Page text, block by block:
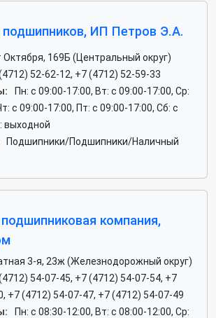
подшипников, ИП Петров Э.А.
Октября, 169Б (Центральный округ)
52-62-12, +7 (4712) 52-59-33
Пн: c 09:00-17:00, Вт: c 09:00-17:00, Ср:
c 09:00-17:00, Пт: c 09:00-17:00, Сб: c
выходной
Подшипники/Подшипники/Наличный
компания,
3-я, 23ж (Железнодорожный округ)
54-07-45, +7 (4712) 54-07-54, +7
+7 (4712) 54-07-47, +7 (4712) 54-07-49
Пн: c 08:30-12:00, Вт: c 08:00-12:00, Ср: